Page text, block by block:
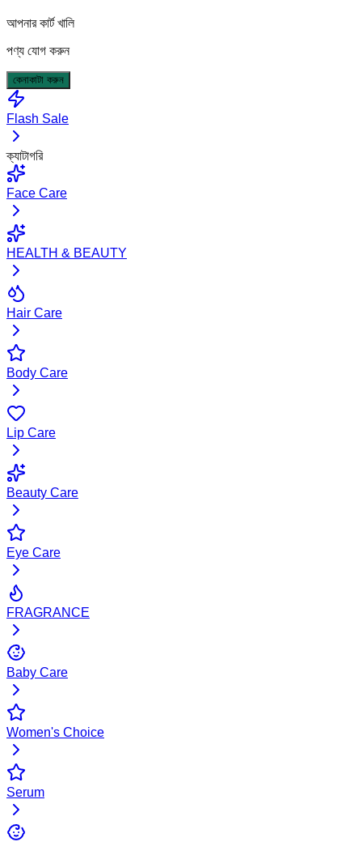
আপনার কার্ট খালি
পণ্য যোগ করুন
কেনাকাটা করুন
Flash Sale
ক্যাটাগরি
Face Care
HEALTH & BEAUTY
Hair Care
Body Care
Lip Care
Beauty Care
Eye Care
FRAGRANCE
Baby Care
Women's Choice
Serum